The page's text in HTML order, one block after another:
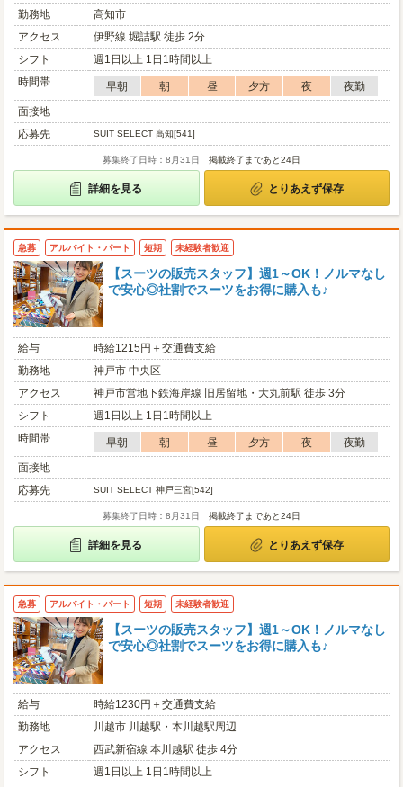
勤務地
高知市
アクセス
伊野線 堀詰駅 徒歩 2分
シフト
週1日以上 1日1時間以上
時間帯
早朝 朝 昼 夕方 夜
夜勤
面接地
応募先
SUIT SELECT 高知[541]
募集終了日時：8月31日 掲載終了まであと24日
詳細を見る とりあえず保存
急募 アルバイト・パート 短期 未経験者歓迎
【スーツの販売スタッフ】週1～OK！ノルマなし
で安心◎社割でスーツをお得に購入も♪
給与
時給1215円＋交通費支給
勤務地
神戸市 中央区
アクセス
神戸市営地下鉄海岸線 旧居留地・大丸前駅 徒歩 3分
シフト
週1日以上 1日1時間以上
時間帯
早朝 朝 昼 夕方 夜
夜勤
面接地
応募先
SUIT SELECT 神戸三宮[542]
募集終了日時：8月31日 掲載終了まであと24日
詳細を見る とりあえず保存
急募 アルバイト・パート 短期 未経験者歓迎
【スーツの販売スタッフ】週1～OK！ノルマなし
で安心◎社割でスーツをお得に購入も♪
給与
時給1230円＋交通費支給
勤務地
川越市 川越駅・本川越駅周辺
アクセス
西武新宿線 本川越駅 徒歩 4分
シフト
週1日以上 1日1時間以上